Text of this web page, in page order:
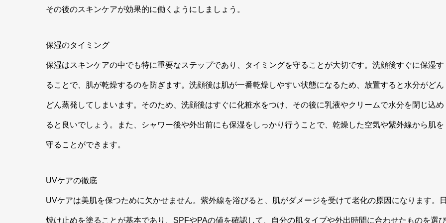
その後のスキンケアが効果的に働くようにしましょう。
保湿のタイミング
保湿はスキンケアの中でも特に重要なステップであり、タイミングを守ることが大切です。洗顔後すぐに保湿す
ることで、肌が乾燥するのを防ぎます。洗顔後は肌が一番乾燥しやすい状態になるため、放置すると水分がどん
どん蒸発してしまいます。そのため、洗顔後はすぐに化粧水をつけ、その後に乳液やクリームで水分を閉じ込め
ると良いでしょう。また、シャワー後や外出前にも保湿をしっかり行うことで、乾燥した空気や紫外線から肌を
守ることができます。
UVケアの徹底
UVケアは美肌を保つために欠かせません。紫外線を浴びると、肌がダメージを受けて老化の原因になります。
焼け止めを塗ることが基本であり、SPFやPAの値を確認して、自分の肌タイプや外出時間に合わせたものを選び